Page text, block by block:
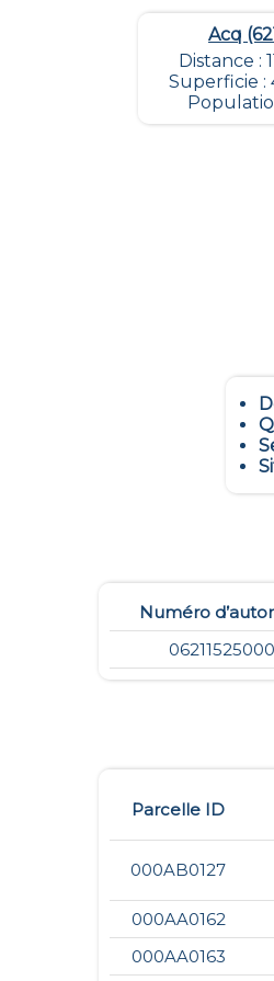
Acq
Distance :
Superficie :
Numéro
Parcelle ID
000AB0127
000AA0162
000AA0163